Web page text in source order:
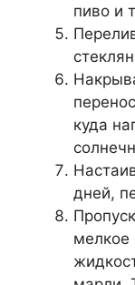
пиво и
куда
дней,
мелкое